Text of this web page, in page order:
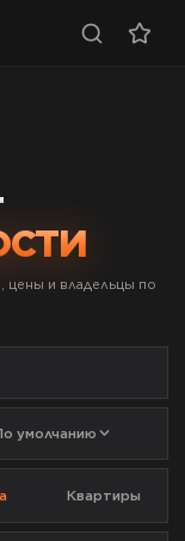
цены и владельцы по
умолчанию
Квартиры